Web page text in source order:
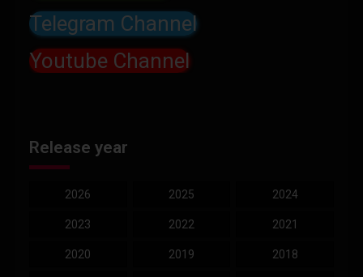
Telegram Channel
Youtube Channel
Release year
2026 2025 2024
2023 2022 2021
2020 2019 2018